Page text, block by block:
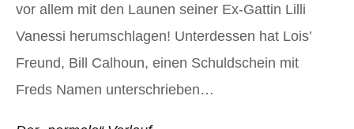
vor allem mit den Launen seiner Ex-Gattin Lilli
Vanessi herumschlagen! Unterdessen hat Lois’
Freund, Bill Calhoun, einen Schuldschein mit
Freds Namen unterschrieben…